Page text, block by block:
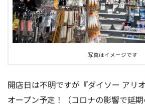
写真はイメージです
開店日は不明ですが『ダイソー アリ
オープン予定！（コロナの影響で延期